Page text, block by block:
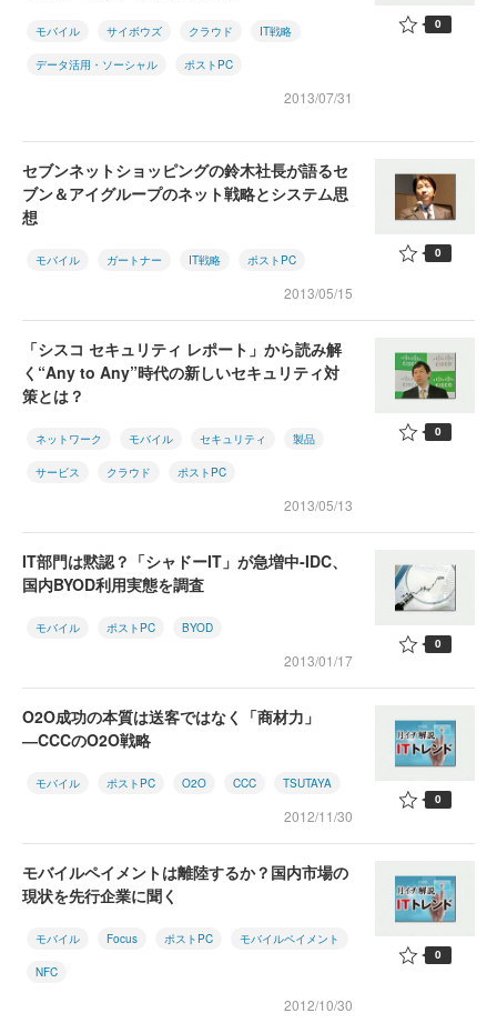
モバイル サイボウズ クラウド IT戦略
データ活用・ソーシャル ポストPC
2013/07/31
0
セブンネットショッピングの鈴木社長が語るセ
ブン＆アイグループのネット戦略とシステム思
想
モバイル ガートナー IT戦略 ポストPC
2013/05/15
0
「シスコ セキュリティ レポート」から読み解
く“Any to Any”時代の新しいセキュリティ対
策とは？
ネットワーク モバイル セキュリティ 製品
サービス クラウド ポストPC
2013/05/13
0
IT部門は黙認？「シャドーIT」が急増中‐IDC、
国内BYOD利用実態を調査
モバイル ポストPC BYOD
2013/01/17
0
O2O成功の本質は送客ではなく「商材力」
―CCCのO2O戦略
モバイル ポストPC O2O CCC TSUTAYA
2012/11/30
0
モバイルペイメントは離陸するか？国内市場の
現状を先行企業に聞く
モバイル Focus ポストPC モバイルペイメント
NFC
2012/10/30
0